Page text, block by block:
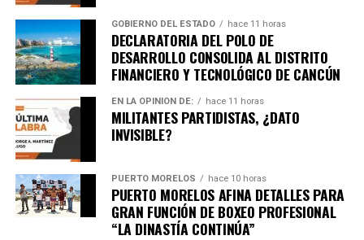
GOBIERNO DEL ESTADO hace 11 horas
DECLARATORIA DEL POLO DE
DESARROLLO CONSOLIDA AL DISTRITO
FINANCIERO Y TECNOLÓGICO DE CANCÚN
EN LA OPINIÓN DE: hace 11 horas
MILITANTES PARTIDISTAS, ¿DATO
INVISIBLE?
PUERTO MORELOS hace 10 horas
PUERTO MORELOS AFINA DETALLES PARA
GRAN FUNCIÓN DE BOXEO PROFESIONAL
“LA DINASTÍA CONTINÚA”